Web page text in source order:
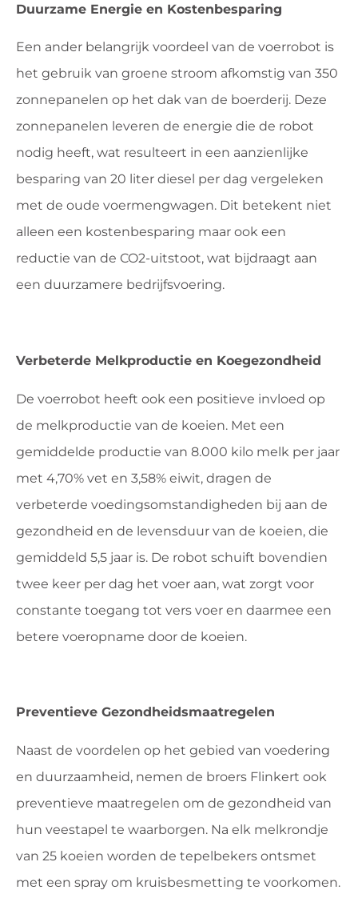
Duurzame Energie en Kostenbesparing
Een ander belangrijk voordeel van de voerrobot is
het gebruik van groene stroom afkomstig van 350
zonnepanelen op het dak van de boerderij. Deze
zonnepanelen leveren de energie die de robot
nodig heeft, wat resulteert in een aanzienlijke
besparing van 20 liter diesel per dag vergeleken
met de oude voermengwagen. Dit betekent niet
alleen een kostenbesparing maar ook een
reductie van de CO2-uitstoot, wat bijdraagt aan
een duurzamere bedrijfsvoering.
Verbeterde Melkproductie en Koegezondheid
De voerrobot heeft ook een positieve invloed op
de melkproductie van de koeien. Met een
gemiddelde productie van 8.000 kilo melk per jaar
met 4,70% vet en 3,58% eiwit, dragen de
verbeterde voedingsomstandigheden bij aan de
gezondheid en de levensduur van de koeien, die
gemiddeld 5,5 jaar is. De robot schuift bovendien
twee keer per dag het voer aan, wat zorgt voor
constante toegang tot vers voer en daarmee een
betere voeropname door de koeien.
Preventieve Gezondheidsmaatregelen
Naast de voordelen op het gebied van voedering
en duurzaamheid, nemen de broers Flinkert ook
preventieve maatregelen om de gezondheid van
hun veestapel te waarborgen. Na elk melkrondje
van 25 koeien worden de tepelbekers ontsmet
met een spray om kruisbesmetting te voorkomen.